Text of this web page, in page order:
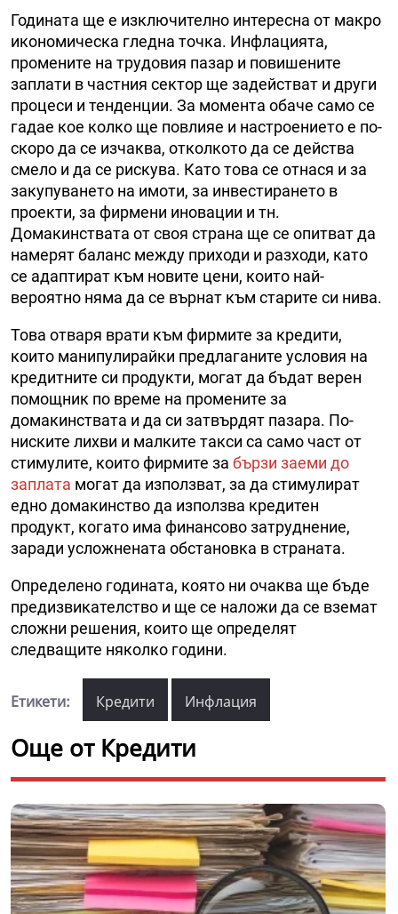
Годината ще е изключително интересна от макро
икономическа гледна точка. Инфлацията,
промените на трудовия пазар и повишените
заплати в частния сектор ще задействат и други
процеси и тенденции. За момента обаче само се
гадае кое колко ще повлияе и настроението е по-
скоро да се изчаква, отколкото да се действа
смело и да се рискува. Като това се отнася и за
закупуването на имоти, за инвестирането в
проекти, за фирмени иновации и тн.
Домакинствата от своя страна ще се опитват да
намерят баланс между приходи и разходи, като
се адаптират към новите цени, които най-
вероятно няма да се върнат към старите си нива.
Това отваря врати към фирмите за кредити,
които манипулирайки предлаганите условия на
кредитните си продукти, могат да бъдат верен
помощник по време на промените за
домакинствата и да си затвърдят пазара. По-
ниските лихви и малките такси са само част от
стимулите, които фирмите за бързи заеми до
заплата могат да използват, за да стимулират
едно домакинство да използва кредитен
продукт, когато има финансово затруднение,
заради усложнената обстановка в страната.
Определено годината, която ни очаква ще бъде
предизвикателство и ще се наложи да се вземат
сложни решения, които ще определят
следващите няколко години.
Етикети: Кредити Инфлация
Още от Кредити